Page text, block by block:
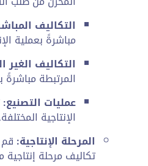
التكاليف
مباشرةً بعملية
التكاليف الغير
المرتبطة مباشرةً
عمليات التصنيع:
الإنتاجية المختلفة.
المرحلة الإنتاجية:
تكاليف مرحلة